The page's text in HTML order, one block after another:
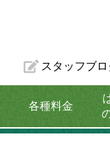
各種料金
スタッフブ